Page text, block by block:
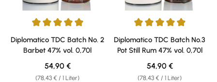
Durchschnittliche Bewertung von 5 von 5 Sternen
Diplomatico TDC Batch No. 2
Barbet 47% vol. 0,70l
(78,43 € / 1 Liter)
Regulärer Preis:
54,90 €
Durchschnittliche Bewertung
Diplomatico TDC Batch No.3
Pot Still Rum 47% vol. 0,70l
(78,43 € / 1 Liter)
Regulärer Preis:
54,90 €